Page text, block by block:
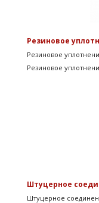
Резиновое
Резиновое
Резиновое
Штуцерное
Штуцерное